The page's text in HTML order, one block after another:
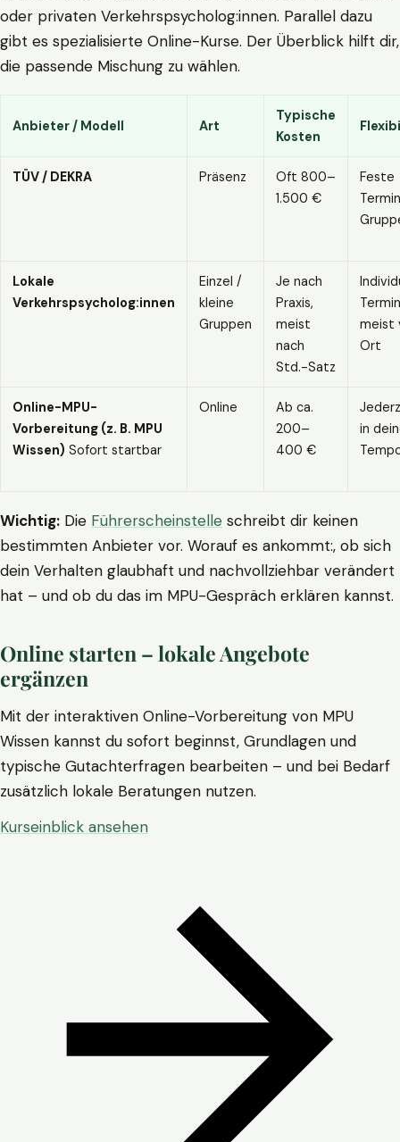
oder privaten Verkehrspsycholog:innen. Parallel dazu
gibt es spezialisierte Online-Kurse. Der Überblick hilft dir,
die passende Mischung zu wählen.
Anbieter / Modell Art
Typische
Kosten
TÜV / DEKRA Präsenz
Oft 800–
1.500 €
Feste
Lokale
Verkehrspsycholog:innen
Einzel /
kleine
Gruppen
Je nach
Praxis,
meist
nach
Std.-Satz
meist
Ort
Online-MPU-
Vorbereitung (z. B. MPU
Wissen) Sofort startbar
Online
Ab ca.
200–
400 €
in
Wichtig: Die Führerscheinstelle schreibt dir keinen
bestimmten Anbieter vor. Worauf es ankommt:, ob sich
dein Verhalten glaubhaft und nachvollziehbar verändert
hat – und ob du das im MPU-Gespräch erklären kannst.
Online starten – lokale Angebote
ergänzen
Mit der interaktiven Online-Vorbereitung von MPU
Wissen kannst du sofort beginnst, Grundlagen und
typische Gutachterfragen bearbeiten – und bei Bedarf
zusätzlich lokale Beratungen nutzen.
Kurseinblick ansehen